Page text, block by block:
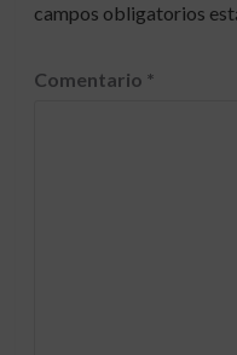
campos obligatorios
Comentario *